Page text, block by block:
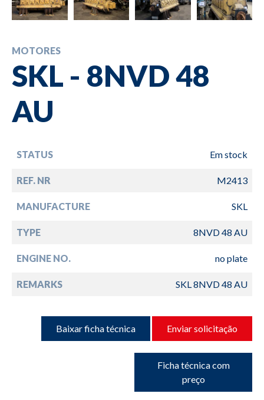
MOTORES
SKL - 8NVD 48
AU
STATUS Em stock
REF. NR M2413
MANUFACTURE SKL
TYPE 8NVD 48 AU
ENGINE NO. no plate
REMARKS SKL 8NVD 48 AU
Baixar ficha técnica Enviar solicitação
Ficha técnica com
preço